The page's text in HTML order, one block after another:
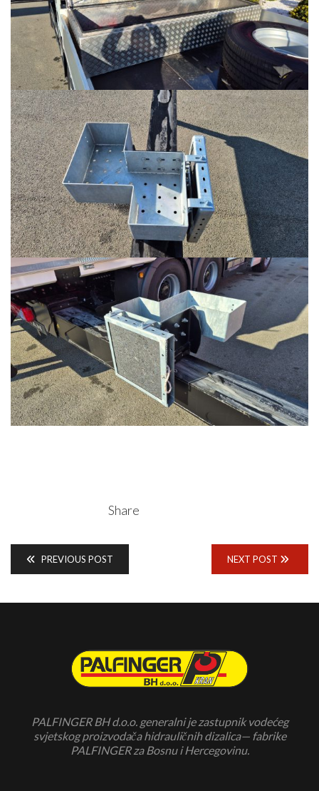
Share
PREVIOUS POST NEXT POST
PALFINGER BH d.o.o. generalni je zastupnik vodećeg
svjetskog proizvodača hidrauličnih dizalica— fabrike
PALFINGER za Bosnu i Hercegovinu.